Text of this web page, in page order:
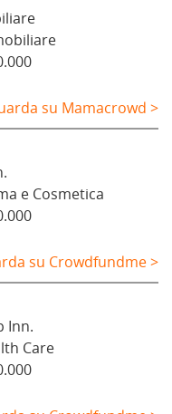
su Mamacrowd >
e Cosmetica
su Crowdfundme >
Inn.
Care